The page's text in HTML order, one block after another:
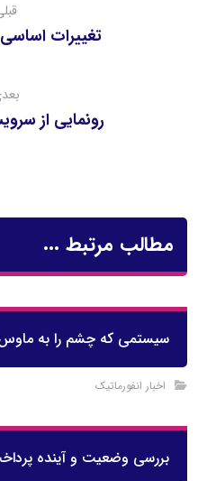
تغییرات اساسی
رونمایی از
مطالب مرتبط ...
سیستمی که چشم را به
اخبار انفورماتیک
بررسی وضعیت و آینده